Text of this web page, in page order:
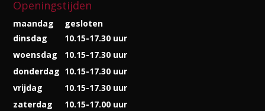
Openingstijden
maandag
gesloten
dinsdag
10.15-17.30 uur
woensdag
10.15-17.30 uur
donderdag 10.15-17.30 uur
vrijdag
10.15-17.30 uur
zaterdag
10.15-17.00 uur